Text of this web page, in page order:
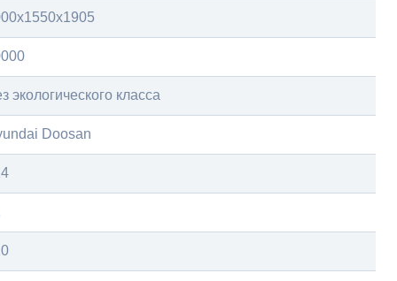
экологического класса
Doosan